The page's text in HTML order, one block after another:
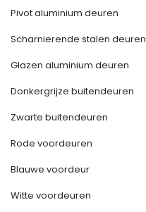
Pivot aluminium deuren
Scharnierende stalen deuren
Glazen aluminium deuren
Donkergrijze buitendeuren
Zwarte buitendeuren
Rode voordeuren
Blauwe voordeur
Witte voordeuren